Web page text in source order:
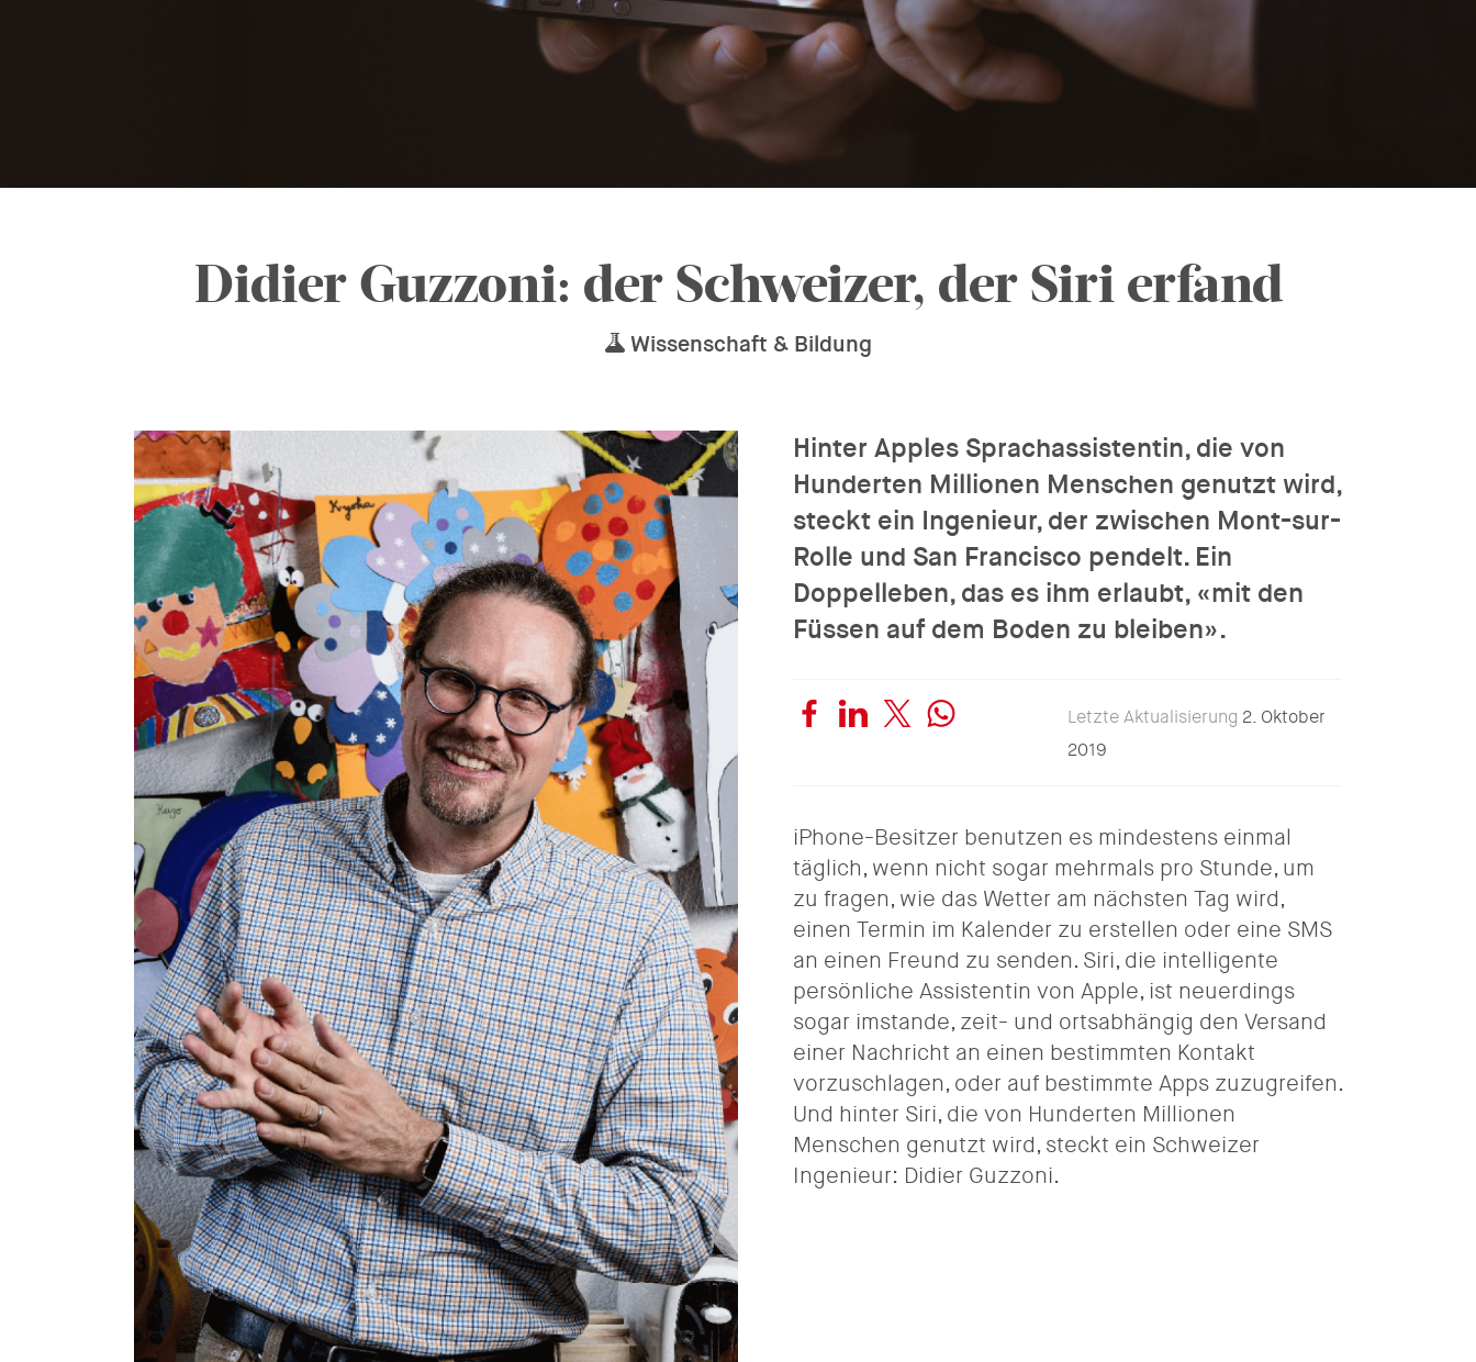
Didier Guzzoni: der Schweizer, der Siri erfand
Wissenschaft & Bildung
Hinter Apples Sprachassistentin, die von
Hunderten Millionen Menschen genutzt wird,
steckt ein Ingenieur, der zwischen Mont-sur-
Rolle und San Francisco pendelt. Ein
Doppelleben, das es ihm erlaubt, «mit den
Füssen auf dem Boden zu bleiben».
Letzte Aktualisierung 2. Oktober
2019
iPhone-Besitzer benutzen es mindestens einmal
täglich, wenn nicht sogar mehrmals pro Stunde, um
zu fragen, wie das Wetter am nächsten Tag wird,
einen Termin im Kalender zu erstellen oder eine SMS
an einen Freund zu senden. Siri, die intelligente
persönliche Assistentin von Apple, ist neuerdings
sogar imstande, zeit- und ortsabhängig den Versand
einer Nachricht an einen bestimmten Kontakt
vorzuschlagen, oder auf bestimmte Apps zuzugreifen.
Und hinter Siri, die von Hunderten Millionen
Menschen genutzt wird, steckt ein Schweizer
Ingenieur: Didier Guzzoni.